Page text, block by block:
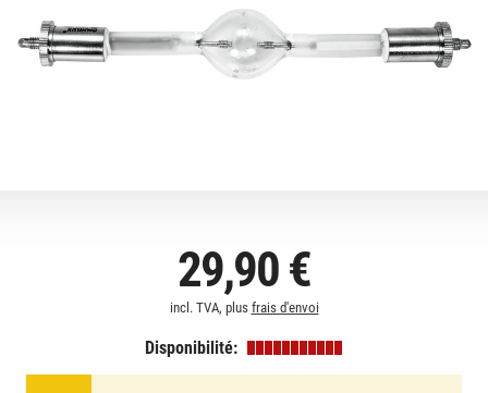
29,90 €
incl. TVA, plus frais d'envoi
Disponibilité: